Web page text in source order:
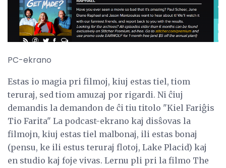
PC-ekrano
Estas io magia pri filmoj, kiuj estas tiel, tiom
teruraj, sed tiom amuzaj por rigardi. Ni ĉiuj
demandis la demandon de ĉi tiu titolo "Kiel Fariĝis
Tio Farita" La podcast-ekrano kaj disŝovas la
filmojn, kiuj estas tiel malbonaj, ili estas bonaj
(pensu, ke ili estus teruraj flotoj, Lake Placid) kaj
en studio kaj foje vivas. Lernu pli pri la filmo The